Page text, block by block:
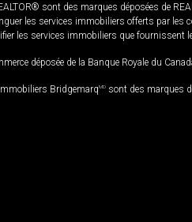
sont des marques déposées de
les services immobiliers offerts par
les services immobiliers que fournissent
déposée de la Banque Royale du
BridgemarqMD sont des marques